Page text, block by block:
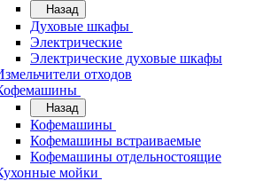
Назад
Духовые шкафы
Электрические
Электрические духовые шкафы
отходов
Назад
Кофемашины
Кофемашины встраиваемые
Кофемашины отдельностоящие
мойки